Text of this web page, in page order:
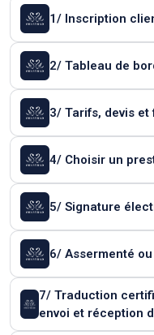
1/ Inscription
3/ Tarifs, devis
4/ Choisir un
5/ Signature
6/ Assermenté
7/ Traduction
envoi et réception